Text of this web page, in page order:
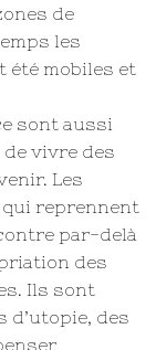
de
les
été mobiles et
sont aussi
de vivre des
Les
reprennent
par-delà
des
Ils sont
d’utopie, des